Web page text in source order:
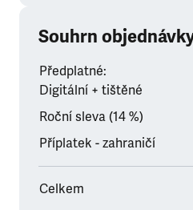
Souhrn
Předplatné:
Digitální + tištěné
Roční sleva (14 %)
Příplatek - zahraničí
Celkem